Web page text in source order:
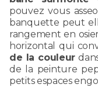
pouvez vous
banquette peut
rangement en
horizontal qui
de la couleur
de la peinture
petits espaces